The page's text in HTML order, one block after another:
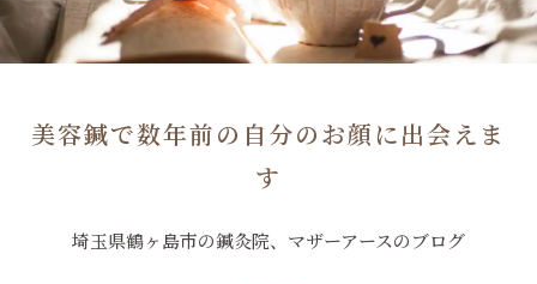
美容鍼で数年前の自分のお顔に出会えま
す
埼玉県鶴ヶ島市の鍼灸院、マザーアースのブログ